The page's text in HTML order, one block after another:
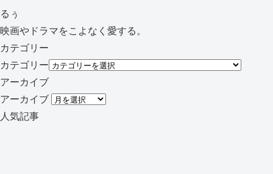
るぅ
映画やドラマをこよなく愛する。
カテゴリー
カテゴリー
アーカイブ
アーカイブ
人気記事